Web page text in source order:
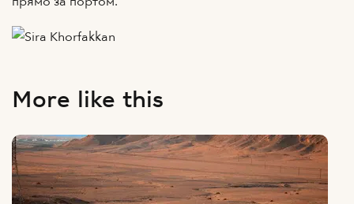
More like this